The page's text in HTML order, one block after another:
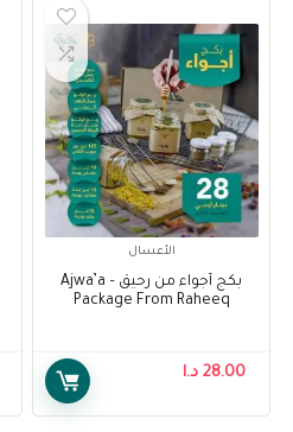
الأعسال
بكج أجواء من رحيق – Ajwa’a
Package From Raheeq
28.00 د.ا